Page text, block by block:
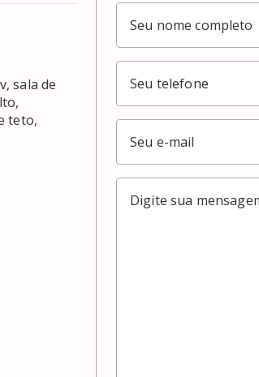
sala de
teto,